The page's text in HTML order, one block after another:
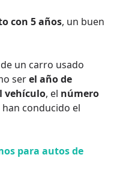
con 5 años, un buen
un carro usado
serel año de
vehículo, el número
conducido el
para autos de